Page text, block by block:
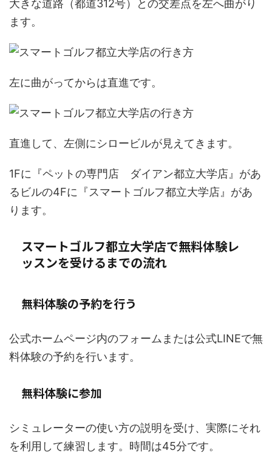
大きな道路（都道312号）との交差点を左へ曲がり
ます。
左に曲がってからは直進です。
直進して、左側にシロービルが見えてきます。
1Fに『ペットの専門店 ダイアン都立大学店』があ
るビルの4Fに『スマートゴルフ都立大学店』があ
ります。
スマートゴルフ都立大学店で無料体験レ
ッスンを受けるまでの流れ
無料体験の予約を行う
公式ホームページ内のフォームまたは公式LINEで無
料体験の予約を行います。
無料体験に参加
シミュレーターの使い方の説明を受け、実際にそれ
を利用して練習します。時間は45分です。